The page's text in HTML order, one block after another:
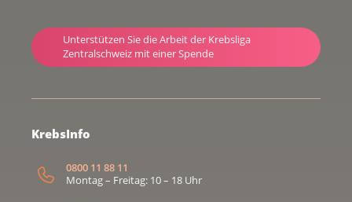
Unterstützen Sie die Arbeit der Krebsliga
Zentralschweiz mit einer Spende
KrebsInfo
0800 11 88 11
Montag – Freitag: 10 – 18 Uhr